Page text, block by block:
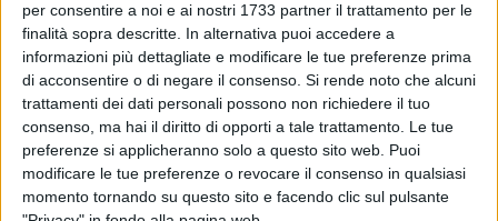
per consentire a noi e ai nostri 1733 partner il trattamento per le
finalità sopra descritte. In alternativa puoi accedere a
informazioni più dettagliate e modificare le tue preferenze prima
di acconsentire o di negare il consenso. Si rende noto che alcuni
trattamenti dei dati personali possono non richiedere il tuo
consenso, ma hai il diritto di opporti a tale trattamento. Le tue
preferenze si applicheranno solo a questo sito web. Puoi
modificare le tue preferenze o revocare il consenso in qualsiasi
momento tornando su questo sito e facendo clic sul pulsante
Sabato 21, e domenica 22 settembre, al PalaFlorio, andrà in
scena la Supercoppa italiana 2019 della Lega Basket Serie
A. A sfidarsi nel classico format delle Final Four saranno
Happy Casa Brindisi, Banco di Sardegna Sassari, Umana
Reyer Venezia e Vanoli Cremona.
Di seguito il programma completo degli incontri: